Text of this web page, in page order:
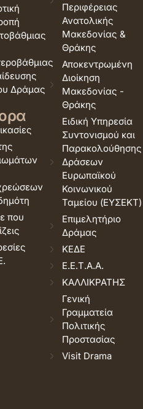
Δράμας
που
Περιφέρειας
Ανατολικής
Μακεδονίας &
Θράκης
Αποκεντρωμένη
Διοίκηση
Μακεδονίας -
Θράκης
Ειδική Υπηρεσία
Συντονισμού και
Παρακολούθησης
Δράσεων
Ευρωπαϊκού
Κοινωνικού
Ταμείου (ΕΥΣΕΚΤ)
Επιμελητήριο
Δράμας
ΚΕΔΕ
Ε.Ε.Τ.Α.Α.
ΚΑΛΛΙΚΡΑΤΗΣ
Γενική
Γραμματεία
Πολιτικής
Προστασίας
Visit Drama